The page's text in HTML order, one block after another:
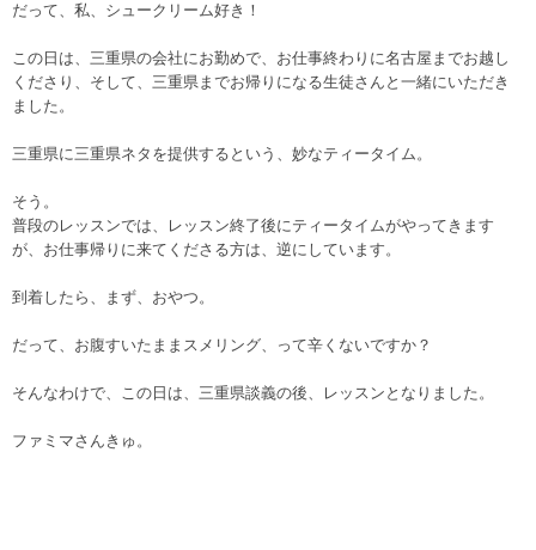
だって、私、シュークリーム好き！
この日は、三重県の会社にお勤めで、お仕事終わりに名古屋までお越し
くださり、そして、三重県までお帰りになる生徒さんと一緒にいただき
ました。
三重県に三重県ネタを提供するという、妙なティータイム。
そう。
普段のレッスンでは、レッスン終了後にティータイムがやってきます
が、お仕事帰りに来てくださる方は、逆にしています。
到着したら、まず、おやつ。
だって、お腹すいたままスメリング、って辛くないですか？
そんなわけで、この日は、三重県談義の後、レッスンとなりました。
ファミマさんきゅ。